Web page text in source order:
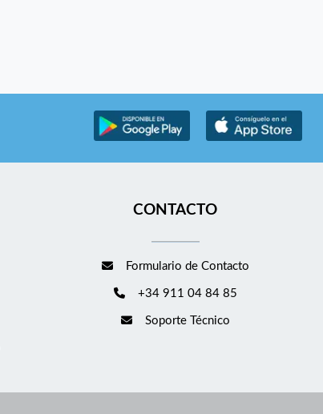
CONTACTO
Formulario de Contacto
+34 911 04 84 85
Soporte Técnico